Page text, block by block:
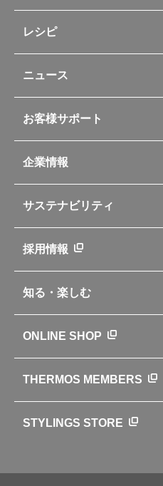
お弁当
キッチン用品
ポット・アイスペール
コーヒーメーカー
ソフトクーラー・バッグ
自転車専用ボトル
アパレル小物
新製品一覧
カタログ
レシピ
フライパンレシピ
シャトルシェフレシピ
スープジャーレシピ
イージースモーカーレシピ
レシピ本のご紹介
ニュース
お客様サポート
交換用部品の購入方法
部品の種類や販売状況を調べる
よくあるご質問・お問い合わせ
企業情報
企業理念
会社概要
ニュース
世界のサーモス
サーモスの歴史
サステナビリティ
採用情報
知る・楽しむ
クラブサーモス
WEBマガジン
お弁当にエールを込めて
ONLINE SHOP
THERMOS MEMBERS
STYLINGS STORE